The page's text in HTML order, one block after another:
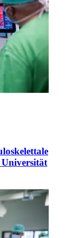
Universität